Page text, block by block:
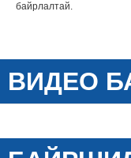
байрлалтай.
ВИДЕО